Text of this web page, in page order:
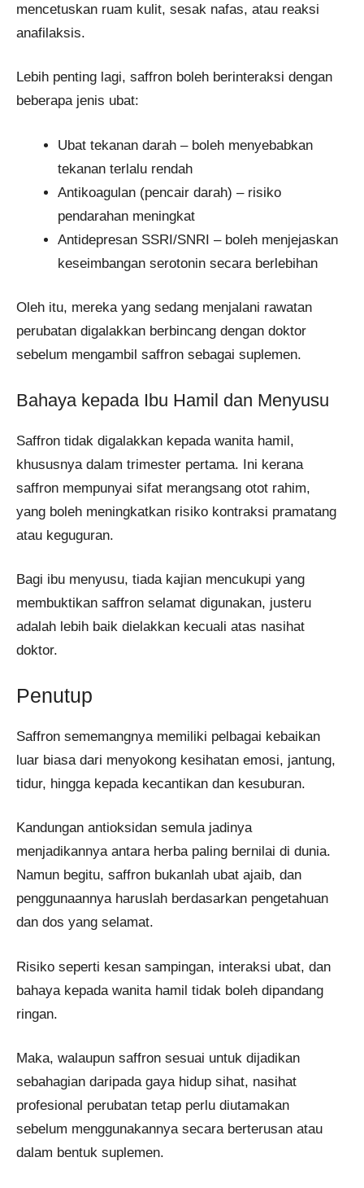
mencetuskan ruam kulit, sesak nafas, atau reaksi
anafilaksis.
Lebih penting lagi, saffron boleh berinteraksi dengan
beberapa jenis ubat:
Ubat tekanan darah – boleh menyebabkan
tekanan terlalu rendah
Antikoagulan (pencair darah) – risiko
pendarahan meningkat
Antidepresan SSRI/SNRI – boleh menjejaskan
keseimbangan serotonin secara berlebihan
Oleh itu, mereka yang sedang menjalani rawatan
perubatan digalakkan berbincang dengan doktor
sebelum mengambil saffron sebagai suplemen.
Bahaya kepada Ibu Hamil dan Menyusu
Saffron tidak digalakkan kepada wanita hamil,
khususnya dalam trimester pertama. Ini kerana
saffron mempunyai sifat merangsang otot rahim,
yang boleh meningkatkan risiko kontraksi pramatang
atau keguguran.
Bagi ibu menyusu, tiada kajian mencukupi yang
membuktikan saffron selamat digunakan, justeru
adalah lebih baik dielakkan kecuali atas nasihat
doktor.
Penutup
Saffron sememangnya memiliki pelbagai kebaikan
luar biasa dari menyokong kesihatan emosi, jantung,
tidur, hingga kepada kecantikan dan kesuburan.
Kandungan antioksidan semula jadinya
menjadikannya antara herba paling bernilai di dunia.
Namun begitu, saffron bukanlah ubat ajaib, dan
penggunaannya haruslah berdasarkan pengetahuan
dan dos yang selamat.
Risiko seperti kesan sampingan, interaksi ubat, dan
bahaya kepada wanita hamil tidak boleh dipandang
ringan.
Maka, walaupun saffron sesuai untuk dijadikan
sebahagian daripada gaya hidup sihat, nasihat
profesional perubatan tetap perlu diutamakan
sebelum menggunakannya secara berterusan atau
dalam bentuk suplemen.